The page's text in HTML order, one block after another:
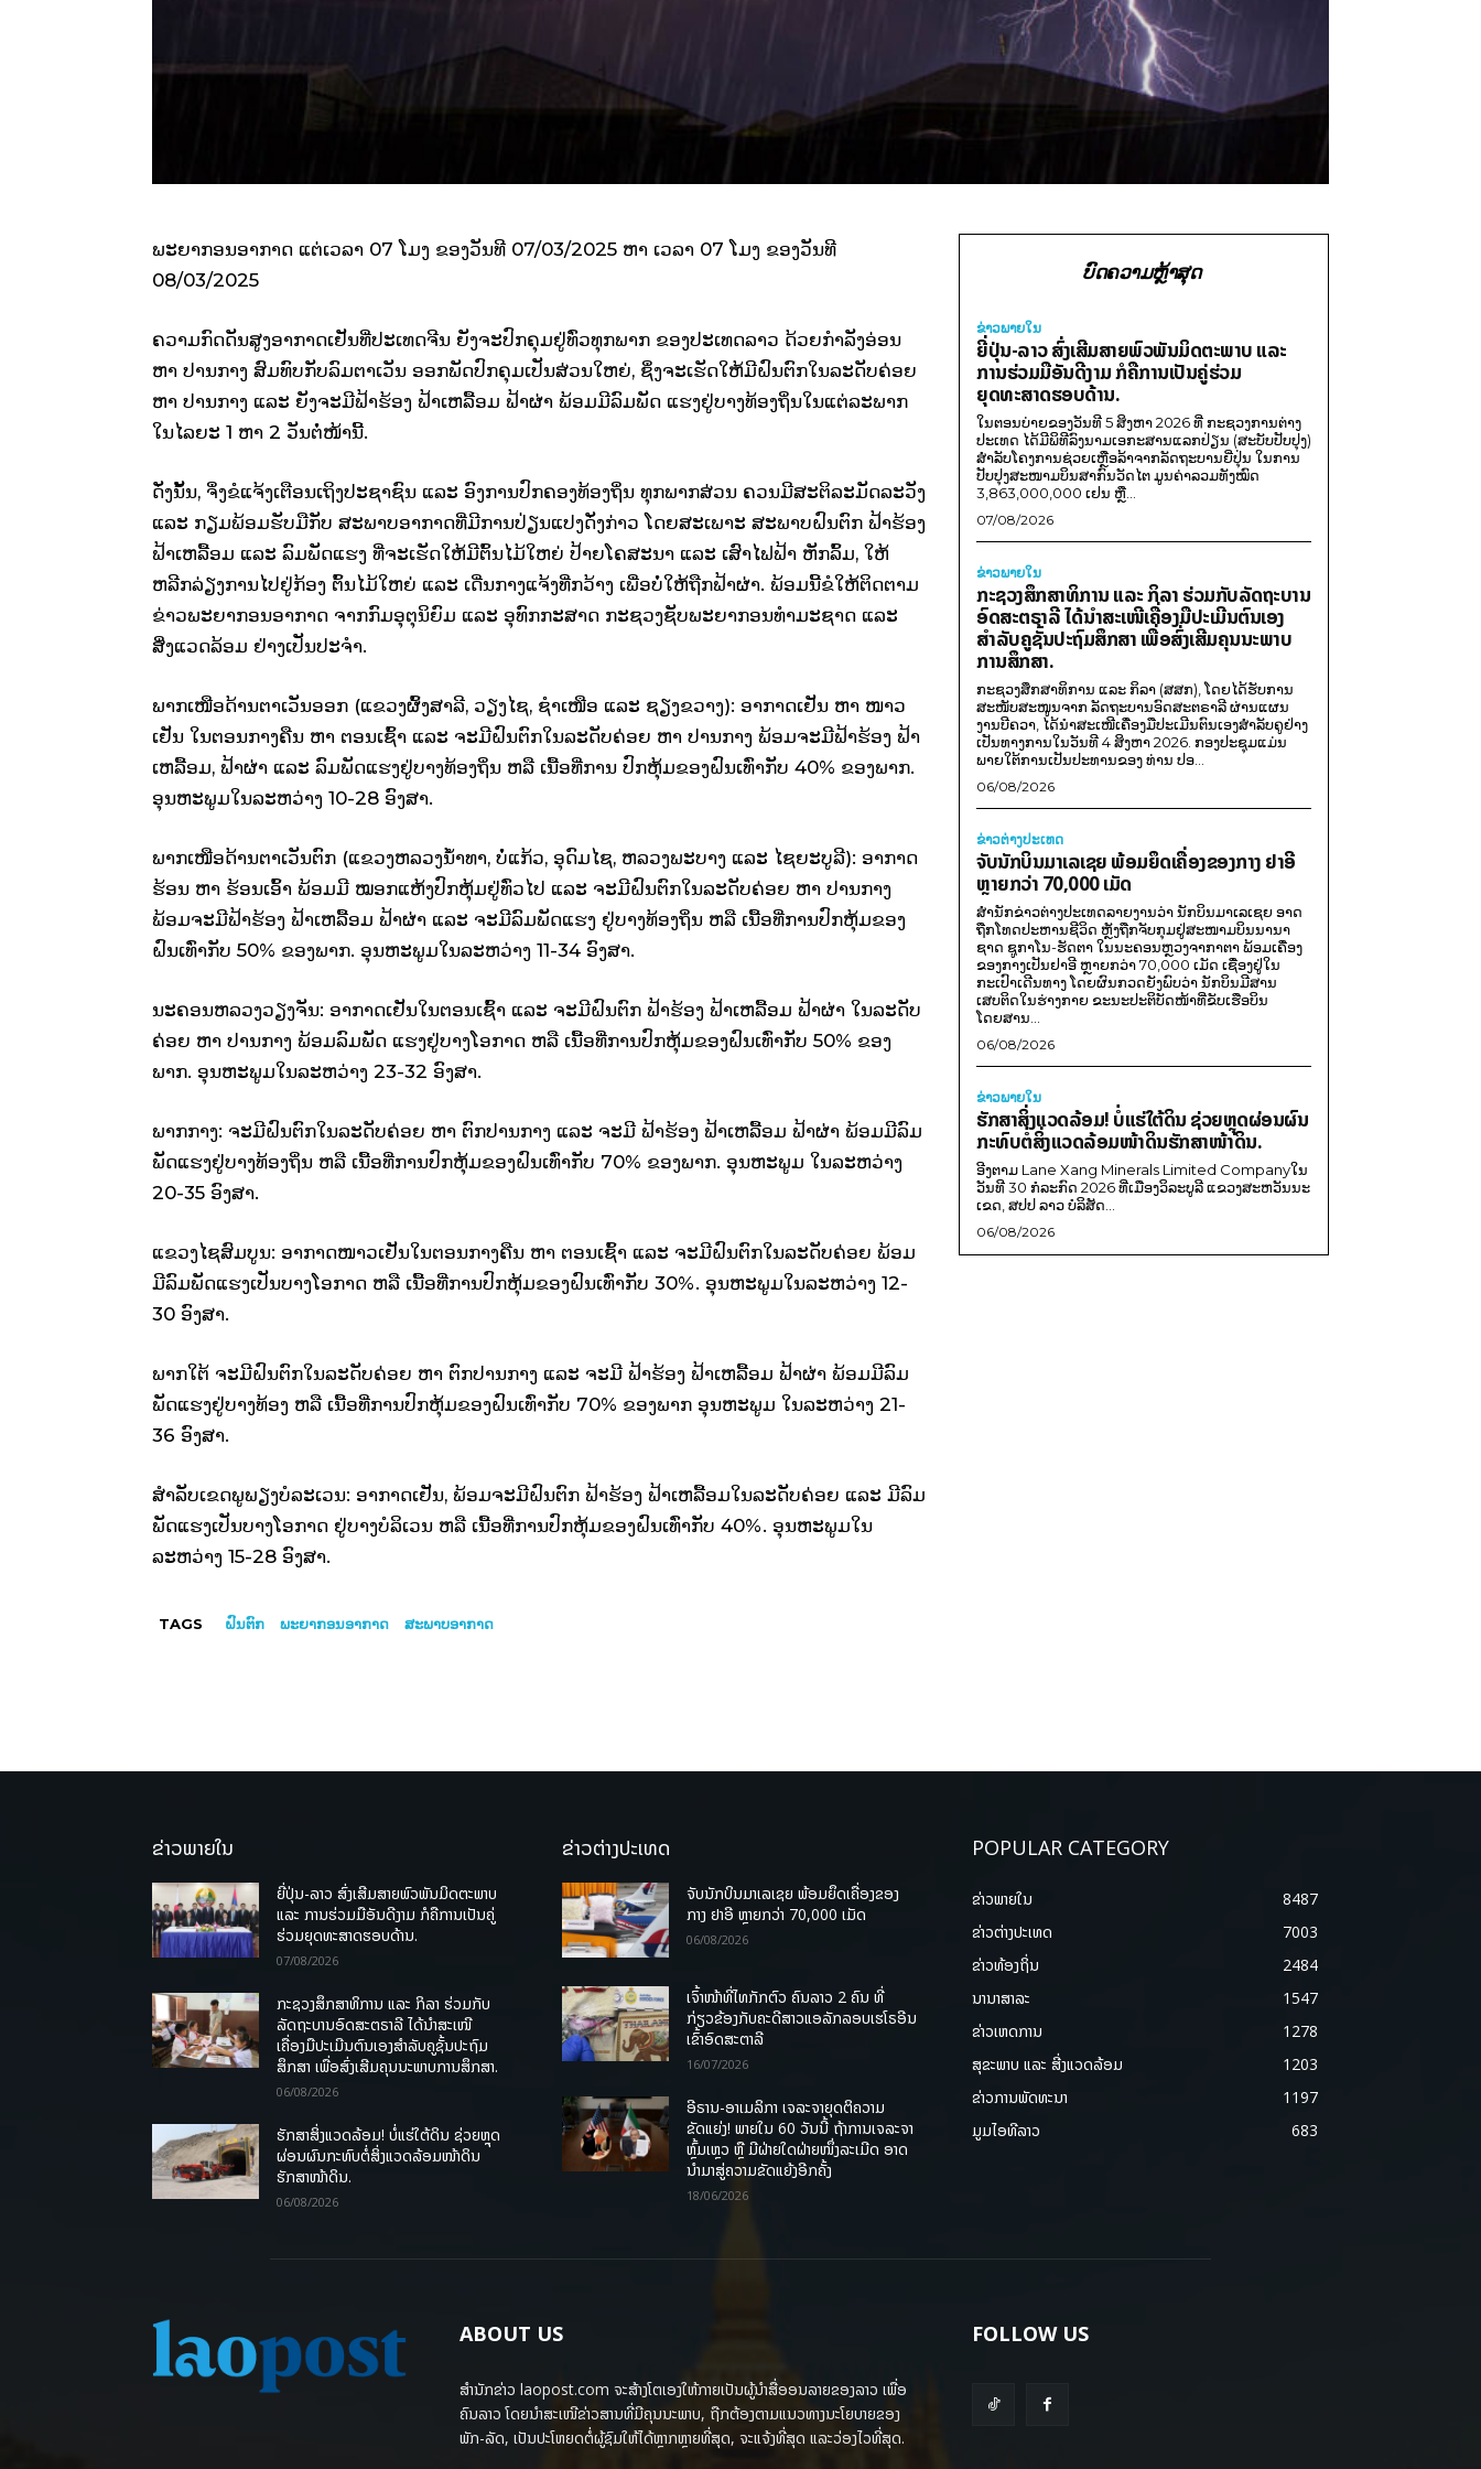
ພະຍາກອນອາກາດ ແຕ່ເວລາ 07 ໂມງ ຂອງວັນທີ 07/03/2025 ຫາ ເວລາ 07 ໂມງ ຂອງວັນທີ
08/03/2025
ຄວາມກົດດັນສູງອາກາດເຢັນທີ່ປະເທດຈີນ ຍັງຈະປົກຄຸມຢູ່ທົ່ວທຸກພາກ ຂອງປະເທດລາວ ດ້ວຍກໍາລັງອ່ອນ
ຫາ ປານກາງ ສົມທົບກັບລົມຕາເວັນ ອອກພັດປົກຄຸມເປັນສ່ວນໃຫຍ່, ຊຶ່ງຈະເຮັດໃຫ້ມີຝົນຕົກໃນລະດັບຄ່ອຍ
ຫາ ປານກາງ ແລະ ຍັງຈະມີຟ້າຮ້ອງ ຟ້າເຫລື້ອມ ຟ້າຜ່າ ພ້ອມມີລົມພັດ ແຮງຢູ່ບາງທ້ອງຖິ່ນໃນແຕ່ລະພາກ
ໃນໄລຍະ 1 ຫາ 2 ວັນຕໍ່ໜ້ານີ້.
ດັ່ງນັ້ນ, ຈຶ່ງຂໍແຈ້ງເຕືອນເຖິງປະຊາຊົນ ແລະ ອົງການປົກຄອງທ້ອງຖິ່ນ ທຸກພາກສ່ວນ ຄວນມີສະຕິລະມັດລະວັງ
ແລະ ກຽມພ້ອມຮັບມືກັບ ສະພາບອາກາດທີ່ມີການປ່ຽນແປງດັ່ງກ່າວ ໂດຍສະເພາະ ສະພາບຝົນຕົກ ຟ້າຮ້ອງ
ຟ້າເຫລື້ອມ ແລະ ລົມພັດແຮງ ທີ່ຈະເຮັດໃຫ້ມີຕົ້ນໄມ້ໃຫຍ່ ປ້າຍໂຄສະນາ ແລະ ເສົາໄຟຟ້າ ຫັກລົ້ມ, ໃຫ້
ຫລີກລ່ຽງການໄປຢູ່ກ້ອງ ຕົ້ນໄມ້ໃຫຍ່ ແລະ ເດີ່ນກາງແຈ້ງທີ່ກວ້າງ ເພື່ອບໍ່ໃຫ້ຖືກຟ້າຜ່າ. ພ້ອມນີ້ຂໍໃຫ້ຕິດຕາມ
ຂ່າວພະຍາກອນອາກາດ ຈາກກົມອຸຕຸນິຍົມ ແລະ ອຸທົກກະສາດ ກະຊວງຊັບພະຍາກອນທໍາມະຊາດ ແລະ
ສິ່ງແວດລ້ອມ ຢ່າງເປັນປະຈໍາ.
ພາກເໜືອດ້ານຕາເວັນອອກ (ແຂວງຜົ້ງສາລີ, ວຽງໄຊ, ຊໍາເໜືອ ແລະ ຊຽງຂວາງ): ອາກາດເຢັນ ຫາ ໜາວ
ເຢັນ ໃນຕອນກາງຄືນ ຫາ ຕອນເຊົ້າ ແລະ ຈະມີຝົນຕົກໃນລະດັບຄ່ອຍ ຫາ ປານກາງ ພ້ອມຈະມີຟ້າຮ້ອງ ຟ້າ
ເຫລື້ອມ, ຟ້າຜ່າ ແລະ ລົມພັດແຮງຢູ່ບາງທ້ອງຖິ່ນ ຫລື ເນື້ອທີ່ການ ປົກຫຸ້ມຂອງຝົນເທົ່າກັບ 40% ຂອງພາກ.
ອຸນຫະພູມໃນລະຫວ່າງ 10-28 ອົງສາ.
ພາກເໜືອດ້ານຕາເວັນຕົກ (ແຂວງຫລວງນໍ້າທາ, ບໍ່ແກ້ວ, ອຸດົມໄຊ, ຫລວງພະບາງ ແລະ ໄຊຍະບູລີ): ອາກາດ
ຮ້ອນ ຫາ ຮ້ອນເອົ້າ ພ້ອມມີ ໝອກແຫ້ງປົກຫຸ້ມຢູ່ທົ່ວໄປ ແລະ ຈະມີຝົນຕົກໃນລະດັບຄ່ອຍ ຫາ ປານກາງ
ພ້ອມຈະມີຟ້າຮ້ອງ ຟ້າເຫລື້ອມ ຟ້າຜ່າ ແລະ ຈະມີລົມພັດແຮງ ຢູ່ບາງທ້ອງຖິ່ນ ຫລື ເນື້ອທີ່ການປົກຫຸ້ມຂອງ
ຝົນເທົ່າກັບ 50% ຂອງພາກ. ອຸນຫະພູມໃນລະຫວ່າງ 11-34 ອົງສາ.
ນະຄອນຫລວງວຽງຈັນ: ອາກາດເຢັນໃນຕອນເຊົ້າ ແລະ ຈະມີຝົນຕົກ ຟ້າຮ້ອງ ຟ້າເຫລື້ອມ ຟ້າຜ່າ ໃນລະດັບ
ຄ່ອຍ ຫາ ປານກາງ ພ້ອມລົມພັດ ແຮງຢູ່ບາງໂອກາດ ຫລື ເນື້ອທີ່ການປົກຫຸ້ມຂອງຝົນເທົ່າກັບ 50% ຂອງ
ພາກ. ອຸນຫະພູມໃນລະຫວ່າງ 23-32 ອົງສາ.
ພາກກາງ: ຈະມີຝົນຕົກໃນລະດັບຄ່ອຍ ຫາ ຕົກປານກາງ ແລະ ຈະມີ ຟ້າຮ້ອງ ຟ້າເຫລື້ອມ ຟ້າຜ່າ ພ້ອມມີລົມ
ພັດແຮງຢູ່ບາງທ້ອງຖິ່ນ ຫລື ເນື້ອທີ່ການປົກຫຸ້ມຂອງຝົນເທົ່າກັບ 70% ຂອງພາກ. ອຸນຫະພູມ ໃນລະຫວ່າງ
20-35 ອົງສາ.
ແຂວງໄຊສົມບູນ: ອາກາດໜາວເຢັນໃນຕອນກາງຄືນ ຫາ ຕອນເຊົ້າ ແລະ ຈະມີຝົນຕົກໃນລະດັບຄ່ອຍ ພ້ອມ
ມີລົມພັດແຮງເປັນບາງໂອກາດ ຫລື ເນື້ອທີ່ການປົກຫຸ້ມຂອງຝົນເທົ່າກັບ 30%. ອຸນຫະພູມໃນລະຫວ່າງ 12-
30 ອົງສາ.
ພາກໃຕ້ ຈະມີຝົນຕົກໃນລະດັບຄ່ອຍ ຫາ ຕົກປານກາງ ແລະ ຈະມີ ຟ້າຮ້ອງ ຟ້າເຫລື້ອມ ຟ້າຜ່າ ພ້ອມມີລົມ
ພັດແຮງຢູ່ບາງທ້ອງ ຫລື ເນື້ອທີ່ການປົກຫຸ້ມຂອງຝົນເທົ່າກັບ 70% ຂອງພາກ ອຸນຫະພູມ ໃນລະຫວ່າງ 21-
36 ອົງສາ.
ສໍາລັບເຂດພູພຽງບໍລະເວນ: ອາກາດເຢັນ, ພ້ອມຈະມີຝົນຕົກ ຟ້າຮ້ອງ ຟ້າເຫລື້ອມໃນລະດັບຄ່ອຍ ແລະ ມີລົມ
ພັດແຮງເປັນບາງໂອກາດ ຢູ່ບາງບໍລິເວນ ຫລື ເນື້ອທີ່ການປົກຫຸ້ມຂອງຝົນເທົ່າກັບ 40%. ອຸນຫະພູມໃນ
ລະຫວ່າງ 15-28 ອົງສາ.
TAGS ຝົນຕົກ ພະຍາກອນອາກາດ ສະພາບອາກາດ
ບົດຄວາມຫຼ້າສຸດ
ຂ່າວພາຍ​ໃນ
ຍີ່ປຸ່ນ-ລາວ ສົ່ງເສີມສາຍພົວພັນມິດຕະພາບ ແລະ
ການຮ່ວມມືອັນດີງາມ ກໍຄືການເປັນຄູ່ຮ່ວມ
ຍຸດທະສາດຮອບດ້ານ.
ໃນຕອນບ່າຍຂອງວັນທີ 5 ສິງຫາ 2026 ທີ່ ກະຊວງການຕ່າງ
ປະເທດ ໄດ້ມີພິທີລົງນາມເອກະສານແລກປ່ຽນ (ສະບັບປັບປຸງ)
ສໍາລັບໂຄງການຊ່ວຍເຫຼືອລ້າຈາກລັດຖະບານຍີ່ປຸ່ນ ໃນການ
ປັບປຸງສະໜາມບິນສາກົນວັດໄຕ ມູນຄ່າລວມທັງໝົດ
3,863,000,000 ເຢນ ຫຼື...
07/08/2026
ຂ່າວພາຍ​ໃນ
ກະຊວງສຶກສາທິການ ແລະ ກິລາ ຮ່ວມກັບລັດຖະບານ
ອົດສະຕຣາລີ ໄດ້ນຳສະເໜີເຄື່ອງມືປະເມີນຕົນເອງ
ສຳລັບຄູຊັ້ນປະຖົມສຶກສາ ເພື່ອສົ່ງເສີມຄຸນນະພາບ
ການສຶກສາ.
ກະຊວງສຶກສາທິການ ແລະ ກິລາ (ສສກ), ໂດຍໄດ້ຮັບການ
ສະໜັບສະໜູນຈາກ ລັດຖະບານອົດສະຕຣາລີ ຜ່ານແຜນ
ງານບີຄວາ, ໄດ້ນຳສະເໜີເຄື່ອງມືປະເມີນຕົນເອງສຳລັບຄູຢ່າງ
ເປັນທາງການໃນວັນທີ 4 ສິງຫາ 2026. ກອງປະຊຸມແມ່ນ
ພາຍໃຕ້ການເປັນປະທານຂອງ ທ່ານ ປອ...
06/08/2026
ຂ່າວຕ່າງປະເທດ
ຈັບນັກບິນມາເລເຊຍ ພ້ອມຍຶດເຄື່ອງຂອງກາງ ຢາອີ
ຫຼາຍກວ່າ 70,000 ເມັດ
ສຳນັກຂ່າວຕ່າງປະເທດລາຍງານວ່າ ນັກບິນມາເລເຊຍ ອາດ
ຖືກໂທດປະຫານຊີວິດ ຫຼັງຖືກຈັບກຸມຢູ່ສະໜາມບິນນານາ
ຊາດ ຊູກາໂນ-ຮັດຕາ ໃນນະຄອນຫຼວງຈາກາຕາ ພ້ອມເຄື່ອງ
ຂອງກາງເປັນຢາອີ ຫຼາຍກວ່າ 70,000 ເມັດ ເຊື່ອງຢູ່ໃນ
ກະເປົາເດີນທາງ ໂດຍຜົນກວດຍັງພົບວ່າ ນັກບິນມີສານ
ເສບຕິດໃນຮ່າງກາຍ ຂະນະປະຕິບັດໜ້າທີ່ຂັບເຮືອບິນ
ໂດຍສານ...
06/08/2026
ຂ່າວພາຍ​ໃນ
ຮັກສາສິ່ງແວດລ້ອມ! ບໍ່ແຮ່ໃຕ້ດິນ ຊ່ວຍຫຼຸດຜ່ອນຜົນ
ກະທົບຕໍ່ສິ່ງແວດລ້ອມໜ້າດິນຮັກສາໜ້າດິນ.
ອີງຕາມ Lane Xang Minerals Limited Companyໃນ
ວັນທີ 30 ກໍລະກົດ 2026 ທີ່ເມືອງວິລະບູລີ ແຂວງສະຫວັນນະ
ເຂດ, ສປປ ລາວ ບໍລິສັດ...
06/08/2026
ຂ່າວພາຍໃນ
ຍີ່ປຸ່ນ-ລາວ ສົ່ງເສີມສາຍພົວພັນມິດຕະພາບ
ແລະ ການຮ່ວມມືອັນດີງາມ ກໍຄືການເປັນຄູ່
ຮ່ວມຍຸດທະສາດຮອບດ້ານ.
07/08/2026
ກະຊວງສຶກສາທິການ ແລະ ກິລາ ຮ່ວມກັບ
ລັດຖະບານອົດສະຕຣາລີ ໄດ້ນຳສະເໜີ
ເຄື່ອງມືປະເມີນຕົນເອງສຳລັບຄູຊັ້ນປະຖົມ
ສຶກສາ ເພື່ອສົ່ງເສີມຄຸນນະພາບການສຶກສາ.
06/08/2026
ຮັກສາສິ່ງແວດລ້ອມ! ບໍ່ແຮ່ໃຕ້ດິນ ຊ່ວຍຫຼຸດ
ຜ່ອນຜົນກະທົບຕໍ່ສິ່ງແວດລ້ອມໜ້າດິນ
ຮັກສາໜ້າດິນ.
06/08/2026
ຂ່າວຕ່າງປະເທດ
ຈັບນັກບິນມາເລເຊຍ ພ້ອມຍຶດເຄື່ອງຂອງ
ກາງ ຢາອີ ຫຼາຍກວ່າ 70,000 ເມັດ
06/08/2026
ເຈົ້າໜ້າທີ່ໄທກັກຕົວ ຄົນລາວ 2 ຄົນ ທີ່
ກ່ຽວຂ້ອງກັບຄະດີສາວແອລັກລອບເຮໂຣອີນ
ເຂົ້າອົດສະຕາລີ
16/07/2026
ອີຣານ-ອາເມລິກາ ເຈລະຈາຍຸດຕິຄວາມ
ຂັດແຍ່ງ! ພາຍໃນ 60 ວັນນີ້ ຖ້າການເຈລະຈາ
ຫຼົ້ມເຫຼວ ຫຼື ມີຝ່າຍໃດຝ່າຍໜຶ່ງລະເມີດ ອາດ
ນໍາມາສູ່ຄວາມຂັດແຍ້ງອີກຄັ້ງ
18/06/2026
POPULAR CATEGORY
ຂ່າວພາຍ​ໃນ
8487
ຂ່າວຕ່າງປະເທດ
7003
ຂ່າວທ້ອງຖິ່ນ
2484
ນານາສາລະ
1547
ຂ່າວເຫດການ
1278
ສຸຂະພາບ ແລະ ສີ່ງແວດລ້ອມ
1203
ຂ່າວການພັດທະນາ
1197
ມູມໄອທີລາວ
683
ABOUT US
ສຳນັກຂ່າວ laopost.com ຈະສ້າງໂຕເອງໃຫ້ກາຍເປັນຜູ້ນຳສື່ອອນລາຍຂອງລາວ ເພື່ອ
ຄົນລາວ ໂດຍນຳສະເໜີຂ່າວສານທີ່ມີຄຸນນະພາບ, ຖືກຕ້ອງຕາມແນວທາງນະໂຍບາຍຂອງ
ພັກ-ລັດ, ເປັນປະໂຫຍດຕໍ່ຜູ້ຊົມໃຫ້ໄດ້ຫຼາກຫຼາຍທີ່ສຸດ, ຈະແຈ້ງທີ່ສຸດ ແລະວ່ອງໄວທີ່ສຸດ.
FOLLOW US